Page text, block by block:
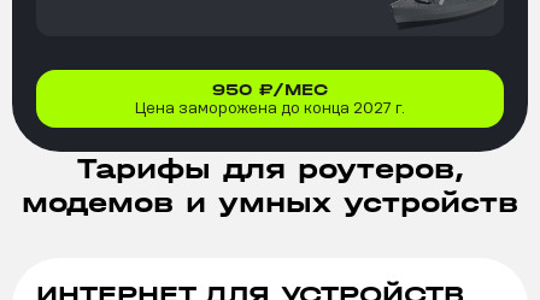
950 ₽/МЕС
Цена заморожена до конца 2027 г.
Тарифы для роутеров,
модемов и умных устройств